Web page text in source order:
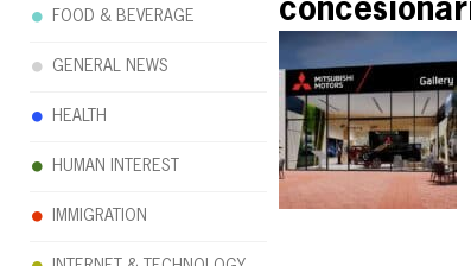
FOOD & BEVERAGE
GENERAL NEWS
HEALTH
HUMAN INTEREST
IMMIGRATION